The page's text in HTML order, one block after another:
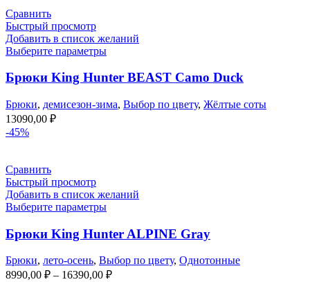
Сравнить
Быстрый просмотр
Добавить в список желаний
Выберите параметры
Брюки King Hunter BEAST Camo Duck
Брюки, демисезон-зима, Выбор по цвету, Жёлтые соты
13090,00 ₽
-45%
Сравнить
Быстрый просмотр
Добавить в список желаний
Выберите параметры
Брюки King Hunter ALPINE Gray
Брюки, лето-осень, Выбор по цвету, Однотонные
8990,00 ₽ – 16390,00 ₽Диапазон